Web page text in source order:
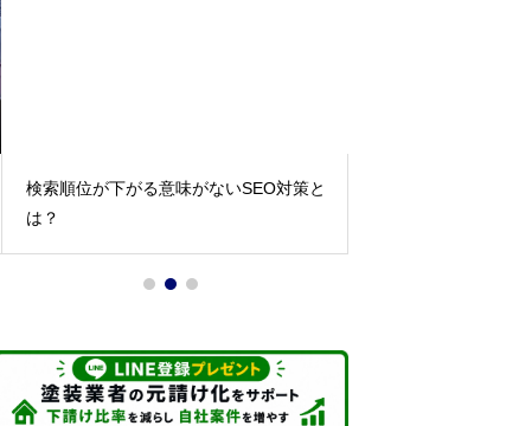
検索順位が下がる意味がないSEO対策と
は？